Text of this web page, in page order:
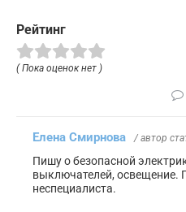
Рейтинг
( Пока оценок нет )
Елена Смирнова / автор
Пишу о безопасной
выключателей, освещение.
неспециалиста.